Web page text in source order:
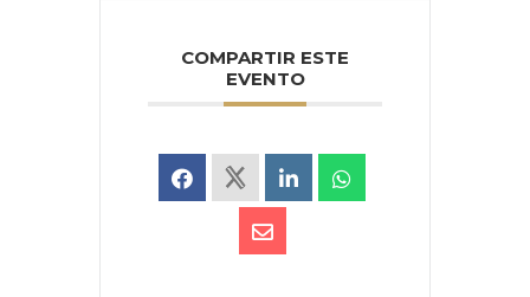
COMPARTIR ESTE
EVENTO